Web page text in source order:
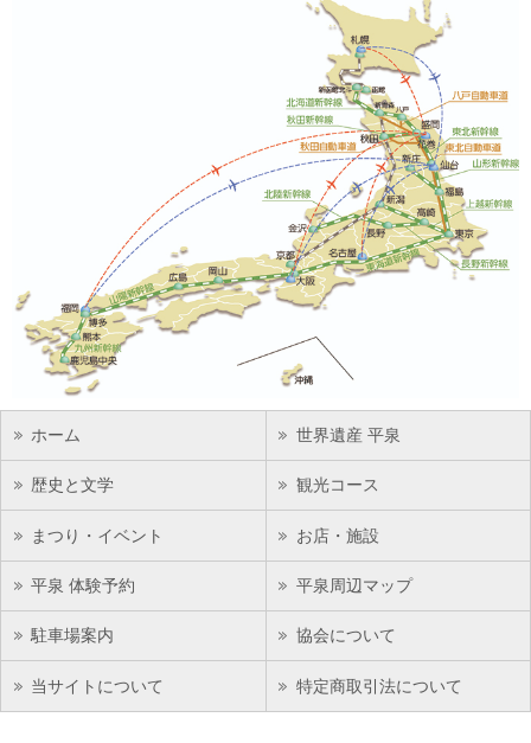
ホーム 世界遺産 平泉
歴史と文学 観光コース
まつり・イベント お店・施設
平泉 体験予約 平泉周辺マップ
駐車場案内 協会について
当サイトについて 特定商取引法について